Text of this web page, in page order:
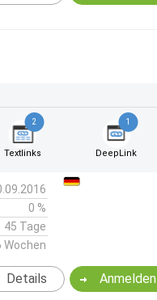
2
Textlinks
1
DeepLink
0 %
45 Tage
Wochen
Anmelden
Details